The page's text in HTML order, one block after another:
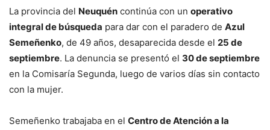
La provincia del Neuquén continúa con un operativo
integral de búsqueda para dar con el paradero de Azul
Semeñenko, de 49 años, desaparecida desde el 25 de
septiembre. La denuncia se presentó el 30 de septiembre
en la Comisaría Segunda, luego de varios días sin contacto
con la mujer.
Semeñenko trabajaba en el Centro de Atención a la